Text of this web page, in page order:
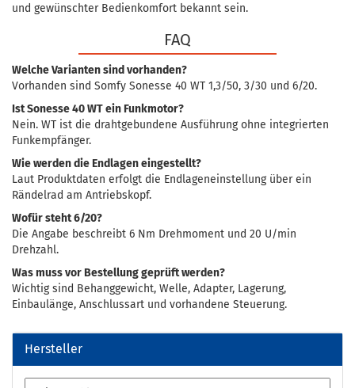
und gewünschter Bedienkomfort bekannt sein.
FAQ
Welche Varianten sind vorhanden?
Vorhanden sind Somfy Sonesse 40 WT 1,3/50, 3/30 und 6/20.
Ist Sonesse 40 WT ein Funkmotor?
Nein. WT ist die drahtgebundene Ausführung ohne integrierten
Funkempfänger.
Wie werden die Endlagen eingestellt?
Laut Produktdaten erfolgt die Endlageneinstellung über ein
Rändelrad am Antriebskopf.
Wofür steht 6/20?
Die Angabe beschreibt 6 Nm Drehmoment und 20 U/min
Drehzahl.
Was muss vor Bestellung geprüft werden?
Wichtig sind Behanggewicht, Welle, Adapter, Lagerung,
Einbaulänge, Anschlussart und vorhandene Steuerung.
Hersteller